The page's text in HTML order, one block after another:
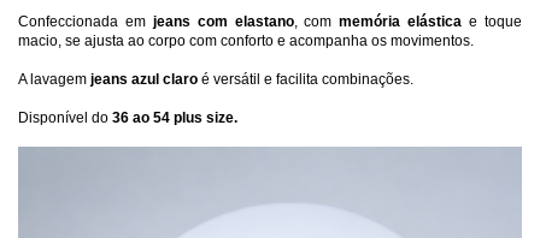
Confeccionada em jeans com elastano, com memória elástica e toque
macio, se ajusta ao corpo com conforto e acompanha os movimentos.
A lavagem jeans azul claro é versátil e facilita combinações.
Disponível do 36 ao 54 plus size.